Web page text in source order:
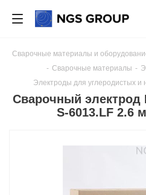
Сварочные материалы и
- Сварочные материалы -
Электроды для углеродистых и
Сварочный электрод
S-6013.LF 2.6